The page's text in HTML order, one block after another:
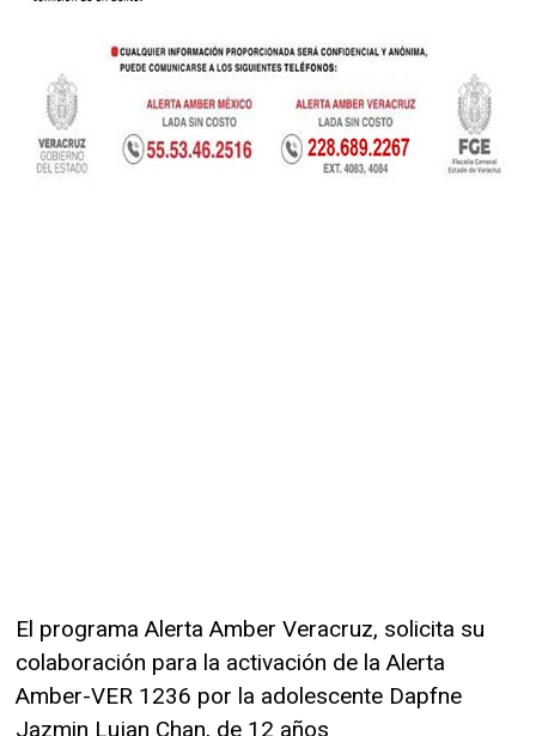
El programa Alerta Amber Veracruz, solicita su
colaboración para la activación de la Alerta
Amber-VER 1236 por la adolescente Dapfne
Jazmin Lujan Chan, de 12 años